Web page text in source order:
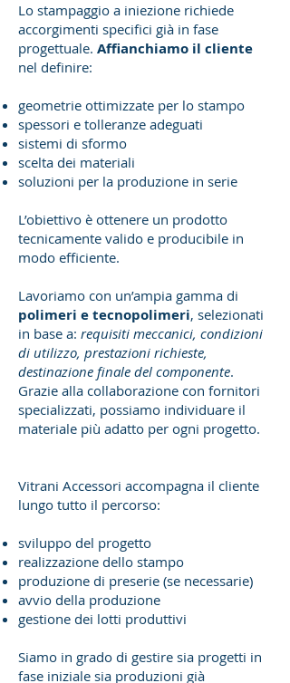
Lo stampaggio a iniezione richiede
accorgimenti specifici già in fase
progettuale. Affianchiamo il cliente
nel definire:
geometrie ottimizzate per lo stampo
spessori e tolleranze adeguati
sistemi di sformo
scelta dei materiali
soluzioni per la produzione in serie
L’obiettivo è ottenere un prodotto
tecnicamente valido e producibile in
modo efficiente.
Lavoriamo con un’ampia gamma di
polimeri e tecnopolimeri, selezionati
in base a: requisiti meccanici, condizioni
di utilizzo, prestazioni richieste,
destinazione finale del componente.
Grazie alla collaborazione con fornitori
specializzati, possiamo individuare il
materiale più adatto per ogni progetto.
Vitrani Accessori accompagna il cliente
lungo tutto il percorso:
sviluppo del progetto
realizzazione dello stampo
produzione di preserie (se necessarie)
avvio della produzione
gestione dei lotti produttivi
Siamo in grado di gestire sia progetti in
fase iniziale sia produzioni già